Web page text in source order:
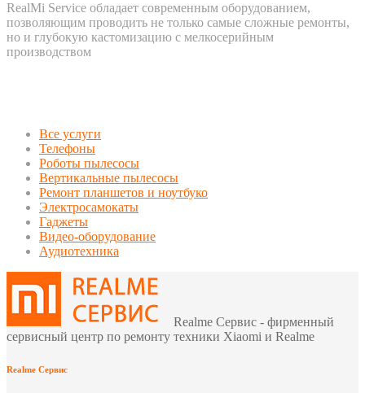
RealMi Service обладает современным оборудованием,
позволяющим проводить не только самые сложные ремонты,
но и глубокую кастомизацию с мелкосерийным
производством
Все услуги
Телефоны
Роботы пылесосы
Вертикальные пылесосы
Ремонт планшетов и ноутбуко
Электросамокаты
Гаджеты
Видео-оборудование
Аудиотехника
Realme Сервис - фирменный
сервисный центр по ремонту техники Xiaomi и Realme
Realme Сервис